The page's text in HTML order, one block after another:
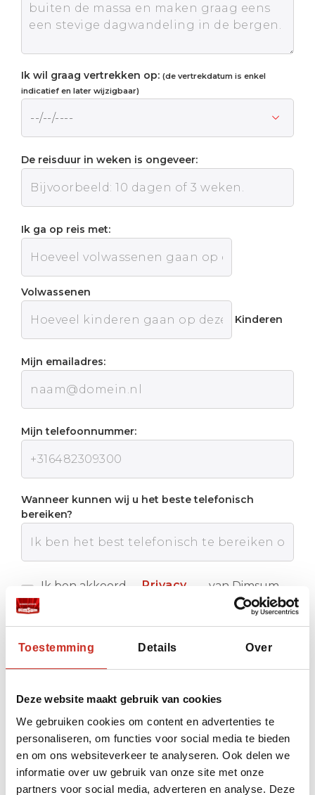
Toestemming Details Over
Deze website maakt gebruik van cookies
We gebruiken cookies om content en advertenties te
personaliseren, om functies voor social media te bieden
en om ons websiteverkeer te analyseren. Ook delen we
informatie over uw gebruik van onze site met onze
partners voor social media, adverteren en analyse. Deze
Ik wil graag vertrekken op: (de vertrekdatum is enkel
indicatief en later wijzigbaar)
De reisduur in weken is ongeveer:
Ik ga op reis met:
Volwassenen
Kinderen
Mijn emailadres:
Mijn telefoonnummer:
Wanneer kunnen wij u het beste telefonisch
bereiken?
Ik ben akkoord
Privacy
van Dimsum
Reizen
Verstuur